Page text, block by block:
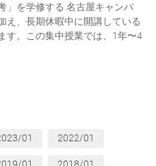
」を学修する 名古屋キャンパ
え、長期休暇中に開講している
す。この集中授業では、1年〜4
01 2022/01